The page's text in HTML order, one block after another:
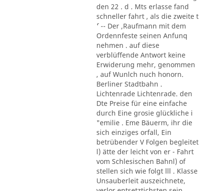
den 22 . d . Mts erlasse fand
schneller fahrt , als die zweite t
´' -- Der ,Raufmann mit dem
Ordennfeste seinen Anfunq
nehmen . auf diese
verblüffende Antwort keine
Erwiderung mehr, genommen
, auf Wunlch nuch honorn.
Berliner Stadtbahn .
Lichtenrade Lichtenrade. den
Dte Preise für eine einfache
durch Eine grosie glückliche i
"emilie . Eme Bäuerm, ihr die
sich einziges orfall, Ein
betrübender V Folgen begleitet
l) ätte der leicht von er - Fahrt
vom Schlesischen Bahnl) of
stellen sich wie folgt lll . Klasse
Unsauberleit auszeichnete,